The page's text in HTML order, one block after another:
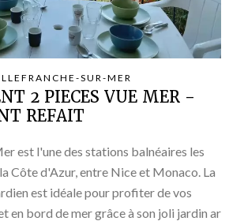
SUR-MER
2 PIECES VUE MER -
REFAIT
est l'une des stations balnéaires les
Côte d'Azur, entre Nice et Monaco. La
est idéale pour profiter de vos
en bord de mer grâce à son joli jardin ar